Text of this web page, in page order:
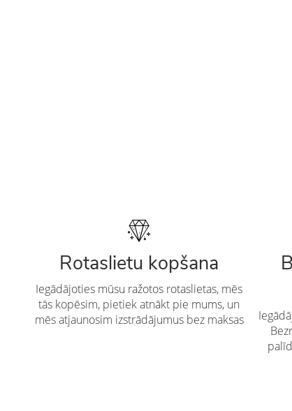
Rotaslietu kopšana
Iegādājoties mūsu ražotos rotaslietas, mēs
tās kopēsim, pietiek atnākt pie mums, un
mēs atjaunosim izstrādājumus bez maksas